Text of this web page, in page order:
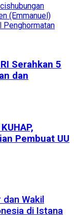
hubungan
(Emmanuel)
Penghormatan
Serahkan 5
dan
Pembuat UU
Wakil
di Istana